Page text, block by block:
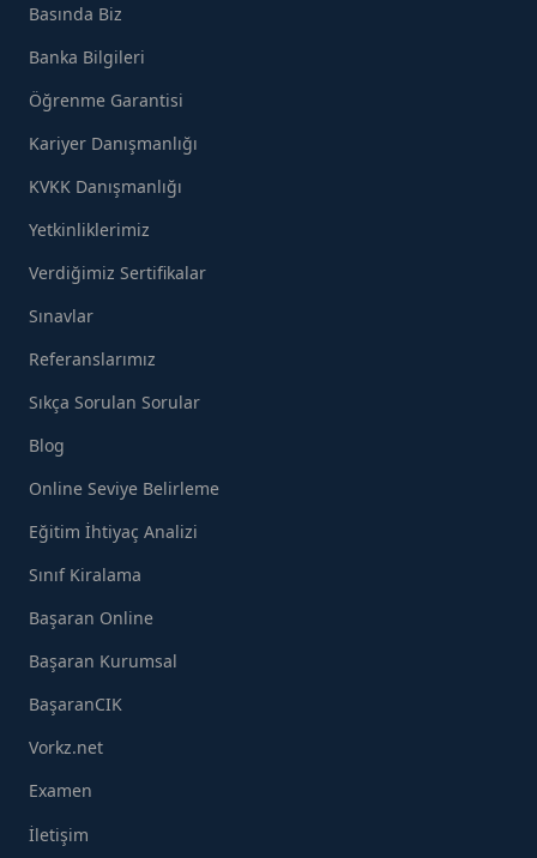
Basında Biz
Banka Bilgileri
Öğrenme Garantisi
Kariyer Danışmanlığı
KVKK Danışmanlığı
Yetkinliklerimiz
Verdiğimiz Sertifikalar
Sınavlar
Referanslarımız
Sıkça Sorulan Sorular
Blog
Online Seviye Belirleme
Eğitim İhtiyaç Analizi
Sınıf Kiralama
Başaran Online
Başaran Kurumsal
BaşaranCIK
Vorkz.net
Examen
İletişim